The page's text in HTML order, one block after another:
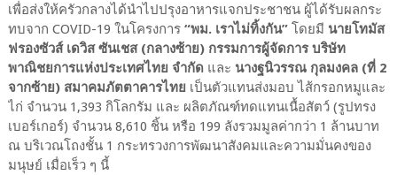
เพื่อส่งให้ครัวกลางได้นำไปปรุงอาหารแจกประชาชน ผู้ได้รับผลกระ
ทบจาก COVID-19 ในโครงการ “พม. เราไม่ทิ้งกัน”โดยมี นายโทมัส
ฟรองซัวส์ เดวิส ซันเชส (กลางซ้าย) กรรมการผู้จัดการ บริษัท
พาณิชยการแห่งประเทศไทย จำกัดและ นางฐนิวรรณ กุลมงคล (ที่ 2
จากซ้าย) สมาคมภัตตาคารไทย เป็นตัวแทนส่งมอบ ไส้กรอกหมูและ
ไก่ จำนวน 1,393 กิโลกรัม และ ผลิตภัณฑ์ทดแทนเนื้อสัตว์ (รูปทรง
เบอร์เกอร์) จำนวน 8,610 ชิ้น หรือ 199 ลังรวมมูลค่ากว่า 1 ล้านบาท
ณ บริเวณโถงชั้น 1 กระทรวงการพัฒนาสังคมและความมั่นคงของ
มนุษย์ เมื่อเร็ว ๆ นี้